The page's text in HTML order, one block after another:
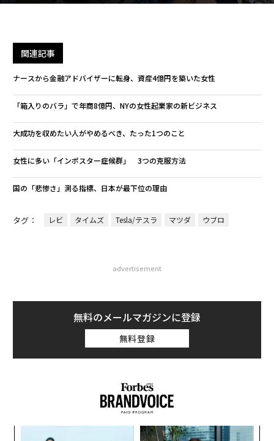
関連記事
ナースから金融アドバイザーに転身、資産4億円を築いた女性
「箱入りのバラ」で年商8億円、NYの女性起業家の新ビジネス
大成功を収めたい人がやめるべき、たった1つのこと
女性に多い「インポスター症候群」 3つの克服方法
国の「悲惨さ」測る指標、日本が最下位の理由
タグ： レビ タイムズ Tesla/テスラ マツダ ウブロ
advertisement
無料のメールマガジンに登録
無料登録